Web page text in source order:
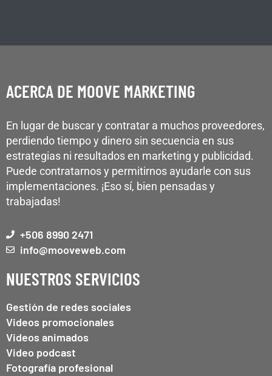
ACERCA DE MOOVE MARKETING
En lugar de buscar y contratar a muchos proveedores,
perdiendo tiempo y dinero sin secuencia en sus
estrategias ni resultados en marketing y publicidad.
Puede contratarnos y permitirnos ayudarle con sus
implementaciones. ¡Eso sí, bien pensadas y
trabajadas!
+506 8990 2471
info@mooveweb.com
NUESTROS SERVICIOS
Gestión de redes sociales
Videos promocionales
Videos animados
Video podcast
Fotografía profesional